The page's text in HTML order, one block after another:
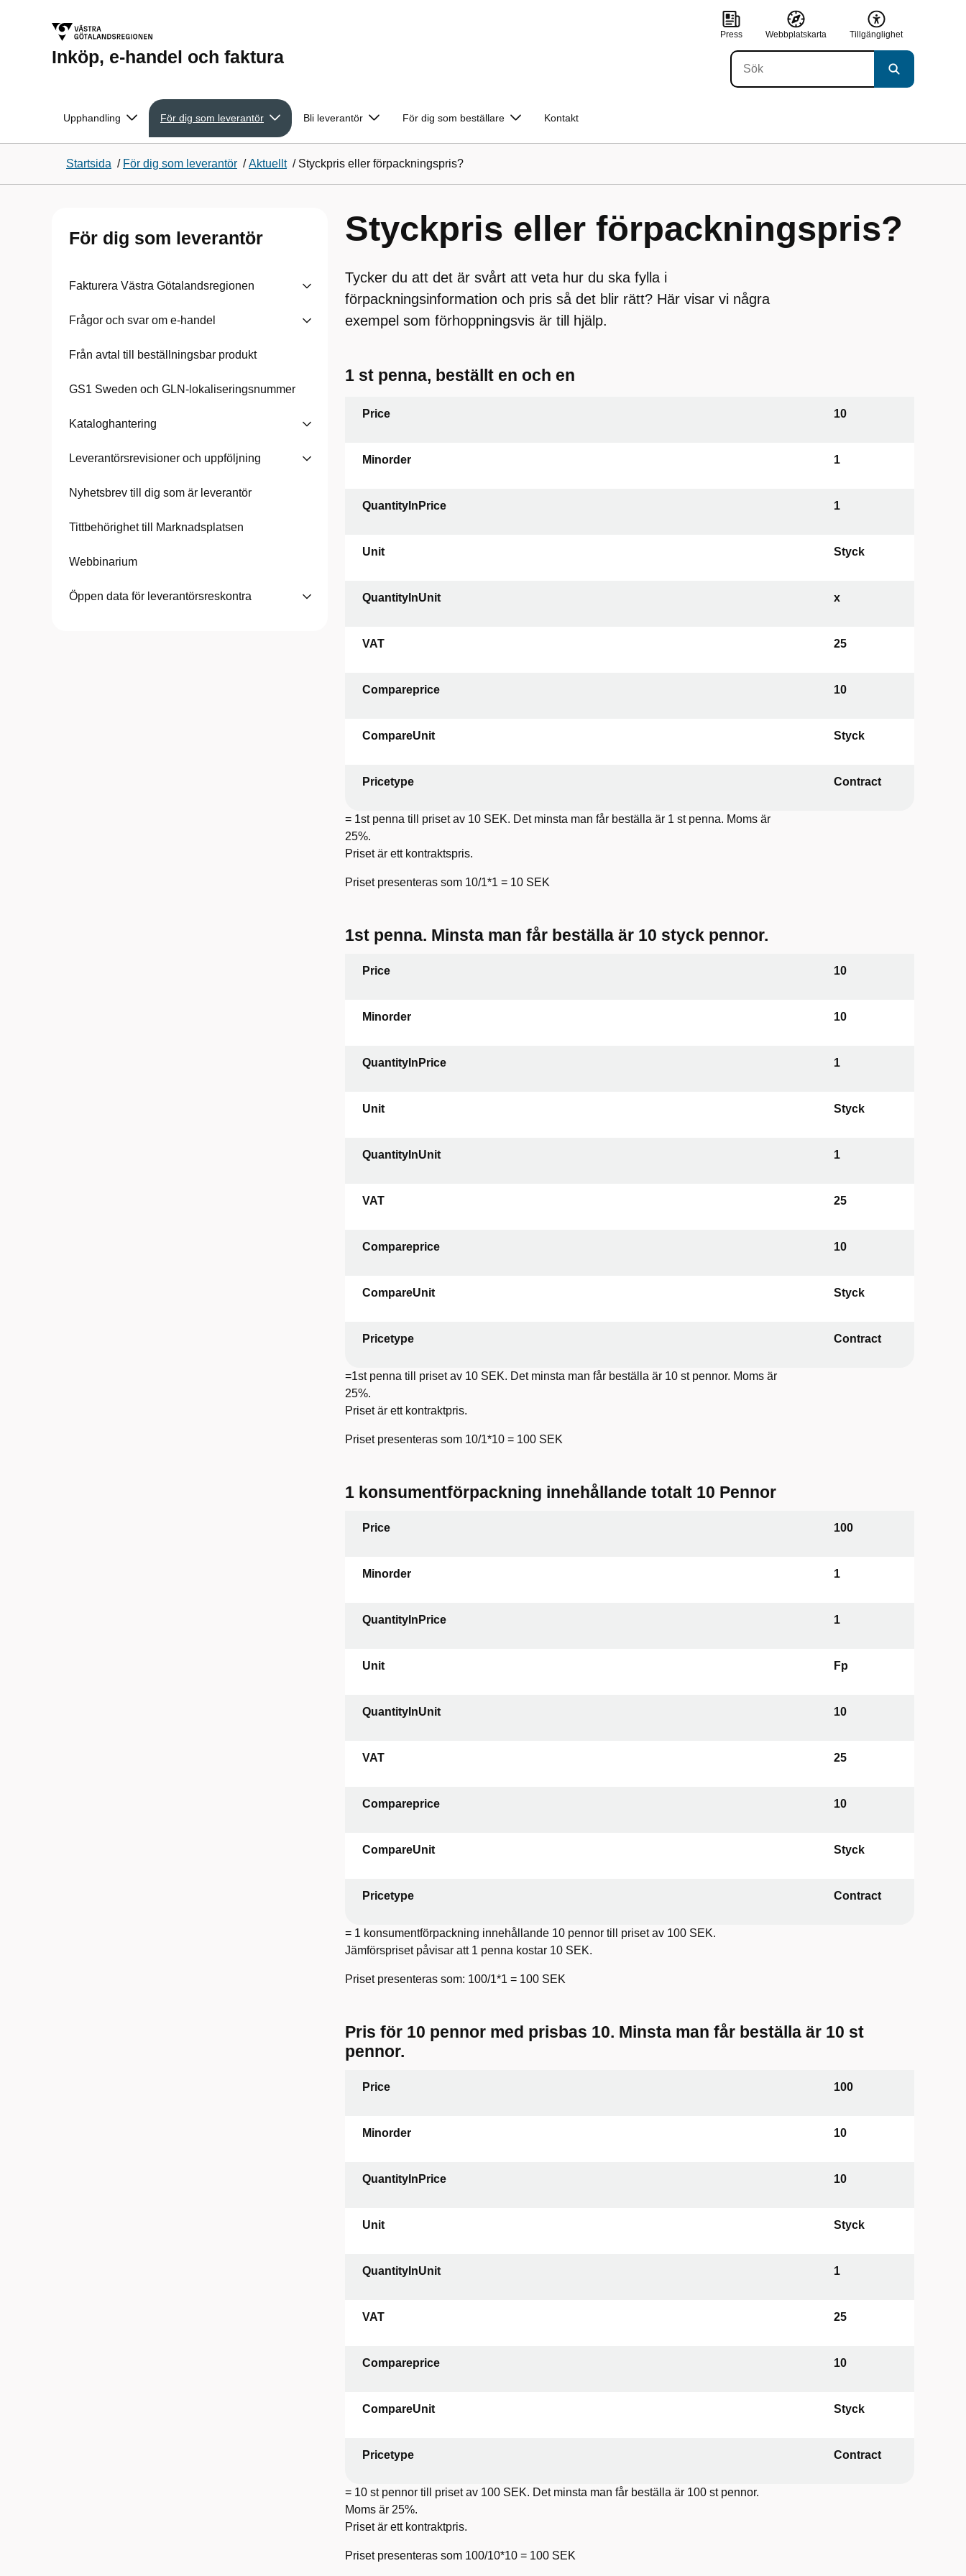
Inköp, e-handel och faktura
Press Webbplatskarta Tillgänglighet
Upphandling För dig som leverantör Bli leverantör För dig som beställare Kontakt
Startsida / För dig som leverantör /Aktuellt / Styckpris eller förpackningspris?
För dig som leverantör
Fakturera Västra Götalandsregionen
Frågor och svar om e-handel
Från avtal till beställningsbar produkt
GS1 Sweden och GLN-lokaliseringsnummer
Kataloghantering
Leverantörsrevisioner och uppföljning
Nyhetsbrev till dig som är leverantör
Tittbehörighet till Marknadsplatsen
Webbinarium
Öppen data för leverantörsreskontra
Styckpris eller förpackningspris?
Tycker du att det är svårt att veta hur du ska fylla i
förpackningsinformation och pris så det blir rätt? Här visar vi några
exempel som förhoppningsvis är till hjälp.
1 st penna, beställt en och en
Price 10
Minorder 1
QuantityInPrice 1
Unit Styck
QuantityInUnit x
VAT 25
Compareprice 10
CompareUnit Styck
Pricetype Contract
= 1st penna till priset av 10 SEK. Det minsta man får beställa är 1 st penna. Moms är
25%.
Priset är ett kontraktspris.
Priset presenteras som 10/1*1 = 10 SEK
1st penna. Minsta man får beställa är 10 styck pennor.
Price 10
Minorder 10
QuantityInPrice 1
Unit Styck
QuantityInUnit 1
VAT 25
Compareprice 10
CompareUnit Styck
Pricetype Contract
=1st penna till priset av 10 SEK. Det minsta man får beställa är 10 st pennor. Moms är
25%.
Priset är ett kontraktpris.
Priset presenteras som 10/1*10 = 100 SEK
1 konsumentförpackning innehållande totalt 10 Pennor
Price 100
Minorder 1
QuantityInPrice 1
Unit Fp
QuantityInUnit 10
VAT 25
Compareprice 10
CompareUnit Styck
Pricetype Contract
= 1 konsumentförpackning innehållande 10 pennor till priset av 100 SEK.
Jämförspriset påvisar att 1 penna kostar 10 SEK.
Priset presenteras som: 100/1*1 = 100 SEK
Pris för 10 pennor med prisbas 10. Minsta man får beställa är 10 st
pennor.
Price 100
Minorder 10
QuantityInPrice 10
Unit Styck
QuantityInUnit 1
VAT 25
Compareprice 10
CompareUnit Styck
Pricetype Contract
= 10 st pennor till priset av 100 SEK. Det minsta man får beställa är 100 st pennor.
Moms är 25%.
Priset är ett kontraktpris.
Priset presenteras som 100/10*10 = 100 SEK